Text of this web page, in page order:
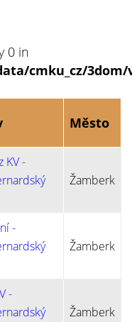
0 in
cmku_cz/
Město
KV -
Žamberk
-
Žamberk
-
Žamberk